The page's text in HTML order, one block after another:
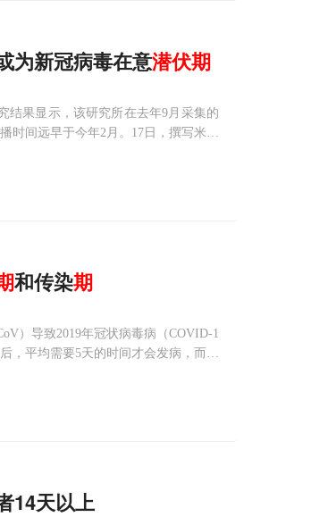
为新冠病毒在意潜伏期
结果显示，该研究所在去年9月采集的
时间远早于今年2月。17日，撰写米兰
和传染期
）导致2019年冠状病毒病（COVID-1
，平均需要5天的时间才会发病，而且
14天以上